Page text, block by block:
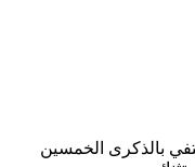
بالذكرى الخمسين